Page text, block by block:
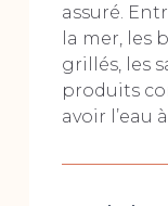
assuré.
la mer, les
grillés, les
produits
avoir l’eau